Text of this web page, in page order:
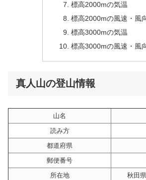
標高2000mの気温
標高2000mの風速・風
標高3000mの気温
標高3000mの風速・風
真人山の登山情報
山名
読み方
都道府県
郵便番号
所在地
秋田